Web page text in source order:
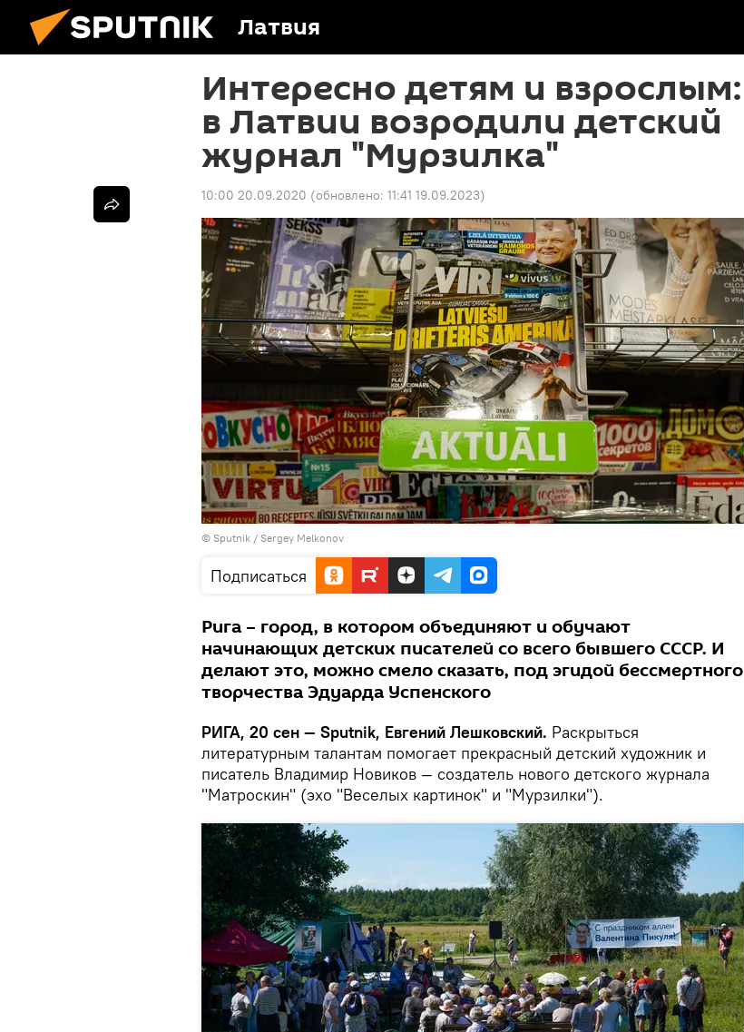
Латвия
Интересно детям и взрослым:
в Латвии возродили детский
журнал "Мурзилка"
10:00 20.09.2020 (обновлено: 11:41 19.09.2023)
© Sputnik / Sergey Melkonov
Подписаться
Рига – город, в котором объединяют и обучают
начинающих детских писателей со всего бывшего СССР. И
делают это, можно смело сказать, под эгидой бессмертного
творчества Эдуарда Успенского
РИГА, 20 сен — Sputnik, Евгений Лешковский. Раскрыться
литературным талантам помогает прекрасный детский художник и
писатель Владимир Новиков — создатель нового детского журнала
"Матроскин" (эхо "Веселых картинок" и "Мурзилки").